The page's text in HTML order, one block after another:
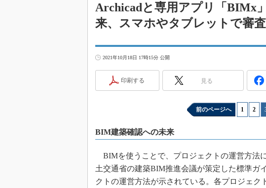
“Society5.0”
VR／ARが描
Archicadと専用アプリ「BIMx
来、スマホやタブレットで審
2021年10月18日 17時15分 公開
印刷する 見る
前のページへ 1 2
BIM建築確認への未来
BIMを使うことで、プロジェクトの運営方法
土交通省の建築BIM推進会議が策定した標準ガ
クトの運営方法が示されている。各プロジェ